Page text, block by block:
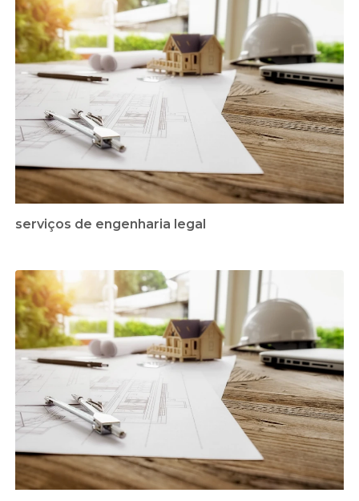
serviços de engenharia legal